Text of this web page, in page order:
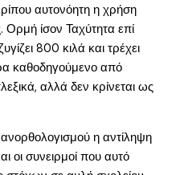
αυτονόητη η χρήση
Ορμή ίσον Ταχύτητα επί
800 κιλά και τρέχει
καθοδηγούμενο από
αλλά δεν κρίνεται ως
η αντίληψη
οι συνειρμοί που αυτό